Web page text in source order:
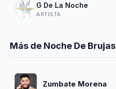
G De La Noche
ARTISTA
Más de Noche De Brujas
Zumbate Morena